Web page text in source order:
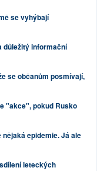
se vyhýbají
důležitý informační
se občanům posmívají,
"akce", pokud Rusko
epidemie. Já ale
leteckých